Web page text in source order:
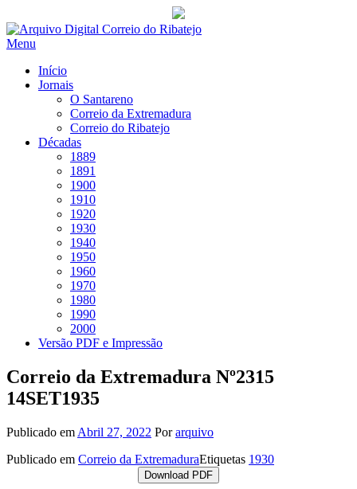
Saltar
para
Menu
Início
Jornais
O Santareno
Correio da Extremadura
Correio do Ribatejo
Décadas
1889
1891
1900
1910
1920
1930
1940
1950
1960
1970
1980
1990
2000
Versão PDF e Impressão
Correio da Extremadura Nº2315
14SET1935
Publicado em Abril 27, 2022 Porarquivo
Publicado em Correio da ExtremaduraEtiquetas 1930
Download PDF